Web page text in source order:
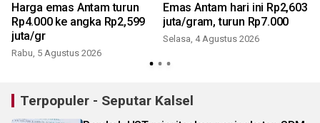
Harga emas Antam turun
Rp4.000 ke angka Rp2,599
juta/gr
Rabu, 5 Agustus 2026
Emas Antam hari ini Rp2,603
juta/gram, turun Rp7.000
Selasa, 4 Agustus 2026
Terpopuler - Seputar Kalsel